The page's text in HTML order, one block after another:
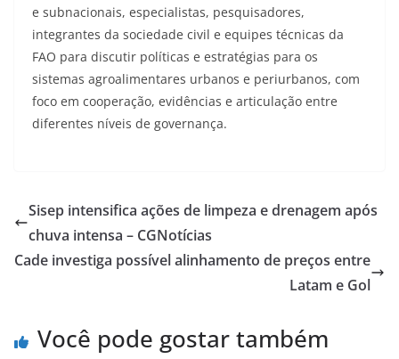
e subnacionais, especialistas, pesquisadores,
integrantes da sociedade civil e equipes técnicas da
FAO para discutir políticas e estratégias para os
sistemas agroalimentares urbanos e periurbanos, com
foco em cooperação, evidências e articulação entre
diferentes níveis de governança.
Sisep intensifica ações de limpeza e drenagem após
chuva intensa – CGNotícias
Cade investiga possível alinhamento de preços entre
Latam e Gol
Você pode gostar também